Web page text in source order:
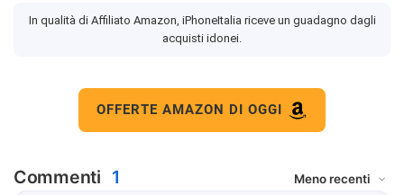
In qualità di Affiliato Amazon, iPhoneItalia riceve un guadagno dagli
acquisti idonei.
OFFERTE AMAZON DI OGGI
Commenti 1